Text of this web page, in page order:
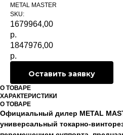
METAL MASTER
SKU:
1679964,00
р.
1847976,00
р.
Оставить заявку
О ТОВАРЕ
ХАРАКТЕРИСТИКИ
О ТОВАРЕ
Официальный дилер METAL
универсальный токарно-